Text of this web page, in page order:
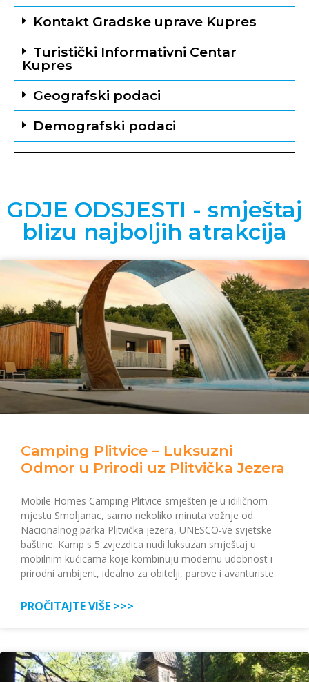
Kontakt Gradske uprave Kupres
Turistički Informativni Centar
Kupres
Geografski podaci
Demografski podaci
GDJE ODSJESTI - smještaj
blizu najboljih atrakcija
Camping Plitvice – Luksuzni
Odmor u Prirodi uz Plitvička Jezera
Mobile Homes Camping Plitvice smješten je u idiličnom
mjestu Smoljanac, samo nekoliko minuta vožnje od
Nacionalnog parka Plitvička jezera, UNESCO-ve svjetske
baštine. Kamp s 5 zvjezdica nudi luksuzan smještaj u
mobilnim kućicama koje kombinuju modernu udobnost i
prirodni ambijent, idealno za obitelji, parove i avanturiste.
PROČITAJTE VIŠE >>>